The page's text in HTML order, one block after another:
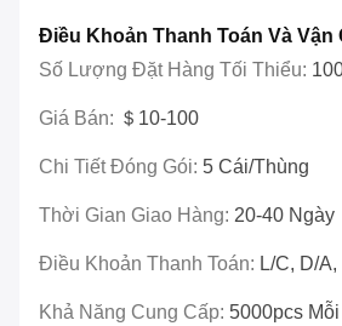
Điều Khoản Thanh Toán Và Vận
Số Lượng Đặt Hàng Tối Thiểu:
Giá Bán: ＄10-100
Chi Tiết Đóng Gói: 5 Cái/thùng
Thời Gian Giao Hàng: 20-40 Ngày
Điều Khoản Thanh Toán: L/C, D/A,
Khả Năng Cung Cấp: 5000pcs